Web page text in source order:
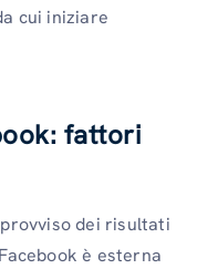
cui iniziare
fattori
dei risultati
è esterna